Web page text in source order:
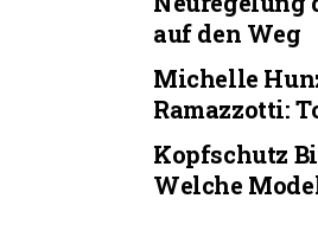
auf den Weg
Michelle
Ramazzotti:
Kopfschutz
Welche